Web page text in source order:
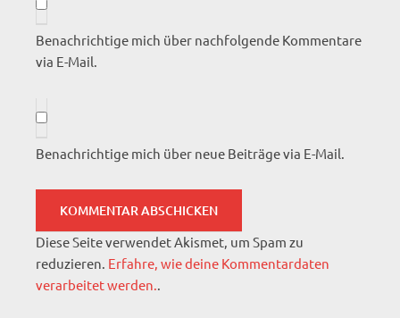
Benachrichtige mich über nachfolgende Kommentare
via E-Mail.
Benachrichtige mich über neue Beiträge via E-Mail.
Diese Seite verwendet Akismet, um Spam zu
reduzieren. Erfahre, wie deine Kommentardaten
verarbeitet werden..